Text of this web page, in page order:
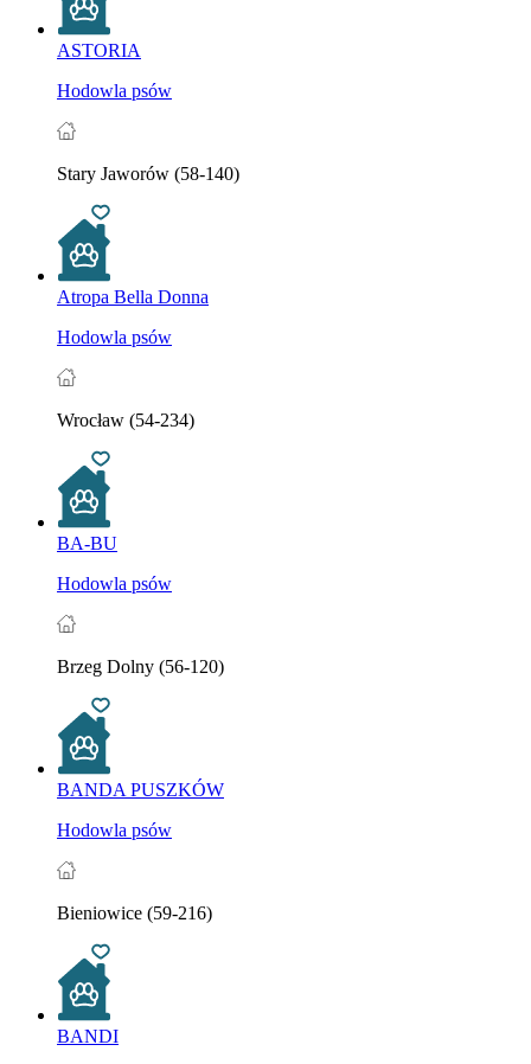
ASTORIA
Hodowla psów
Stary Jaworów (58-140)
Atropa Bella Donna
Hodowla psów
Wrocław (54-234)
BA-BU
Hodowla psów
Brzeg Dolny (56-120)
BANDA PUSZKÓW
Hodowla psów
Bieniowice (59-216)
BANDI